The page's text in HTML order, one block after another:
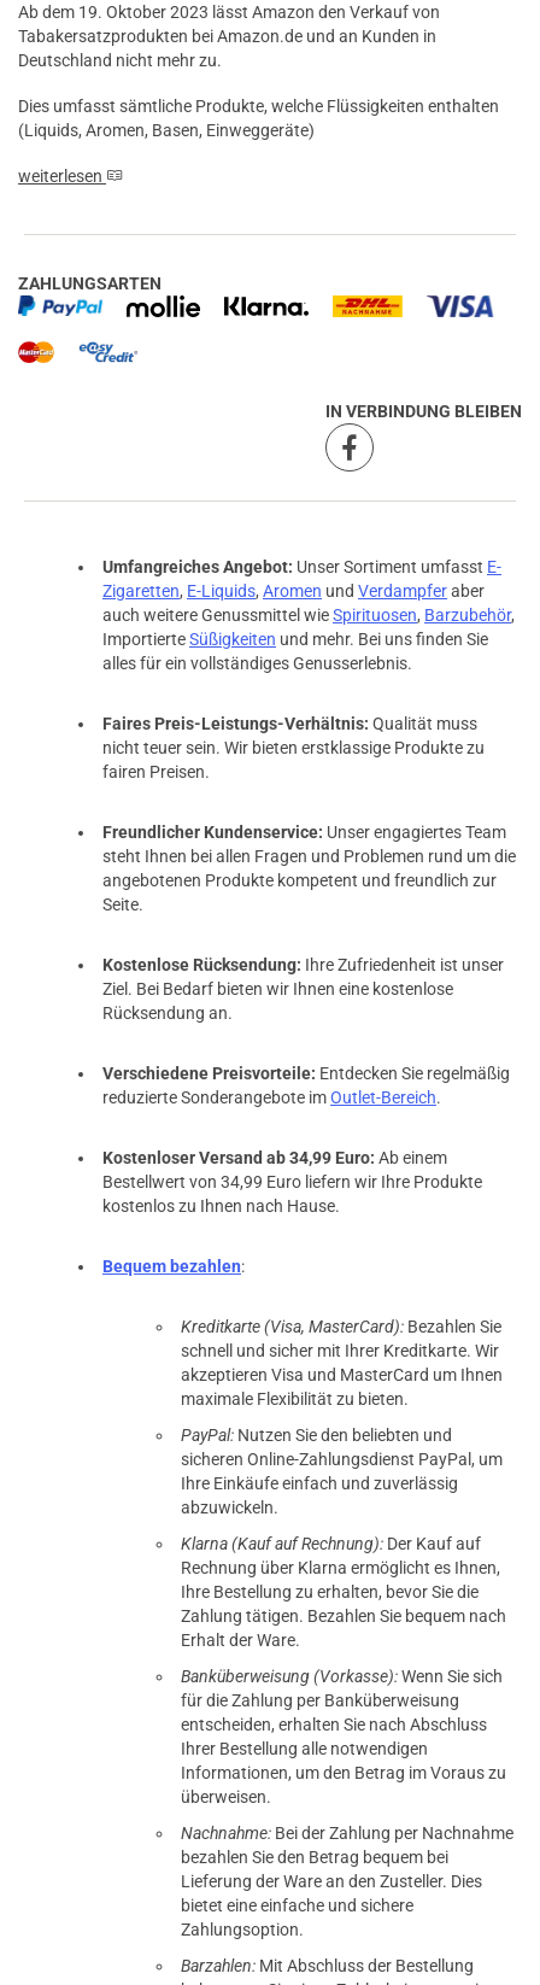
next
Ab dem 19. Oktober 2023 lässt Amazon den Verkauf von
Tabakersatzprodukten bei Amazon.de und an Kunden in
Deutschland nicht mehr zu.
Dies umfasst sämtliche Produkte, welche Flüssigkeiten enthalten
(Liquids, Aromen, Basen, Einweggeräte)
weiterlesen
ZAHLUNGSARTEN
IN VERBINDUNG BLEIBEN
Umfangreiches Angebot: Unser Sortiment umfasst E-
Zigaretten, E-Liquids, Aromen und Verdampferaber
auch weitere Genussmittel wieSpirituosen, Barzubehör,
ImportierteSüßigkeiten und mehr. Bei uns finden Sie
alles für ein vollständiges Genusserlebnis.
Faires Preis-Leistungs-Verhältnis: Qualität muss
nicht teuer sein. Wir bieten erstklassige Produkte zu
fairen Preisen.
Freundlicher Kundenservice: Unser engagiertes Team
steht Ihnen bei allen Fragen und Problemen rund um die
angebotenen Produkte kompetent und freundlich zur
Seite.
Kostenlose Rücksendung: Ihre Zufriedenheit ist unser
Ziel. Bei Bedarf bieten wir Ihnen eine kostenlose
Rücksendung an.
Verschiedene Preisvorteile: Entdecken Sie regelmäßig
reduzierte Sonderangebote imOutlet-Bereich.
Kostenloser Versand ab 34,99 Euro: Ab einem
Bestellwert von 34,99 Euro liefern wir Ihre Produkte
kostenlos zu Ihnen nach Hause.
Bequem bezahlen:
Kreditkarte (Visa, MasterCard): Bezahlen Sie
schnell und sicher mit Ihrer Kreditkarte. Wir
akzeptieren Visa und MasterCard um Ihnen
maximale Flexibilität zu bieten.
PayPal: Nutzen Sie den beliebten und
sicheren Online-Zahlungsdienst PayPal, um
Ihre Einkäufe einfach und zuverlässig
abzuwickeln.
Klarna (Kauf auf Rechnung): Der Kauf auf
Rechnung über Klarna ermöglicht es Ihnen,
Ihre Bestellung zu erhalten, bevor Sie die
Zahlung tätigen. Bezahlen Sie bequem nach
Erhalt der Ware.
Banküberweisung (Vorkasse):Wenn Sie sich
für die Zahlung per Banküberweisung
entscheiden, erhalten Sie nach Abschluss
Ihrer Bestellung alle notwendigen
Informationen, um den Betrag im Voraus zu
überweisen.
Nachnahme: Bei der Zahlung per Nachnahme
bezahlen Sie den Betrag bequem bei
Lieferung der Ware an den Zusteller. Dies
bietet eine einfache und sichere
Zahlungsoption.
Barzahlen: Mit Abschluss der Bestellung